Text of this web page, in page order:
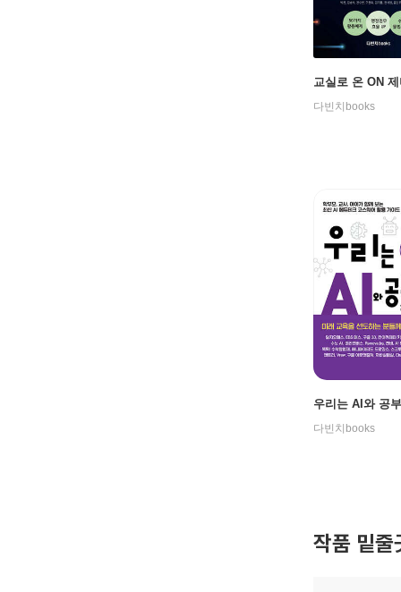
교실로 온 ON
다빈치books
우리는 AI와 공
다빈치books
작품 밑줄